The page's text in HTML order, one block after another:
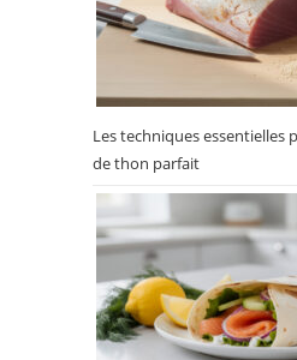
Les techniques essentielles
de thon parfait